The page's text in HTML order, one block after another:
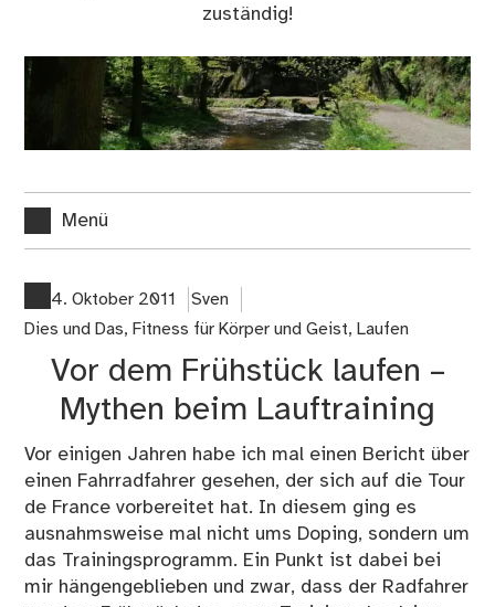
zuständig!
Menü
4. Oktober 2011
Sven
Dies und Das, Fitness für Körper und Geist, Laufen
Vor dem Frühstück laufen –
Mythen beim Lauftraining
Vor einigen Jahren habe ich mal einen Bericht über
einen Fahrradfahrer gesehen, der sich auf die Tour
de France vorbereitet hat. In diesem ging es
ausnahmsweise mal nicht ums Doping, sondern um
das Trainingsprogramm. Ein Punkt ist dabei bei
mir hängengeblieben und zwar, dass der Radfahrer